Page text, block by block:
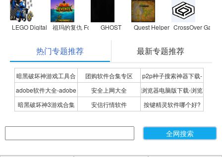
LEGO Digital Designer For Mac
祖玛的复仇 For MacGHOST Quest Helper CrossOver
热门专题推荐 最新专题推荐
暗黑破坏神游戏工具合
集
团购软件合集专区
p2p种子搜索神器下载-
P2P种子搜索神器专题
adobe软件大全-adobe
全系列软件下载-adobe
安全上网大全
浏览器电脑版下载-浏览
器下载合集
暗黑破坏神3游戏合集 安信行情软件
按键精灵软件哪个好?